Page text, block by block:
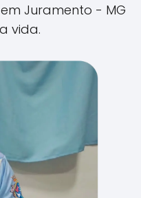
Juramento - MG
vida.